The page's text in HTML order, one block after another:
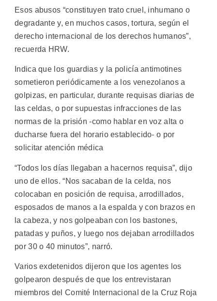
Esos abusos “constituyen trato cruel, inhumano o
degradante y, en muchos casos, tortura, según el
derecho internacional de los derechos humanos”,
recuerda HRW.
Indica que los guardias y la policía antimotines
sometieron periódicamente a los venezolanos a
golpizas, en particular, durante requisas diarias de
las celdas, o por supuestas infracciones de las
normas de la prisión -como hablar en voz alta o
ducharse fuera del horario establecido- o por
solicitar atención médica
“Todos los días llegaban a hacernos requisa”, dijo
uno de ellos. “Nos sacaban de la celda, nos
colocaban en posición de requisa, arrodillados,
esposados de manos a la espalda y con brazos en
la cabeza, y nos golpeaban con los bastones,
patadas y puños, y luego nos dejaban arrodillados
por 30 o 40 minutos”, narró.
Varios exdetenidos dijeron que los agentes los
golpearon después de que los entrevistaran
miembros del Comité Internacional de la Cruz Roja